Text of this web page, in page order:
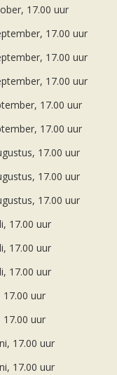
17.00 uur
17.00 uur
17.00 uur
17.00 uur
17.00 uur
17.00 uur
17.00 uur
17.00 uur
17.00 uur
17.00 uur
17.00 uur
17.00 uur
uur
uur
17.00 uur
17.00 uur